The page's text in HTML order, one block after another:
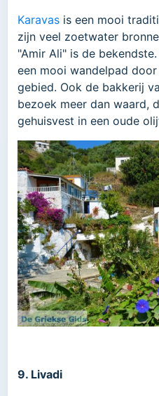
Karavas is een mooi
zijn veel zoetwater
"Amir Ali" is de
een mooi wandelpad
gebied. Ook de bakkerij
bezoek meer dan waard,
gehuisvest in een oude
9. Livadi